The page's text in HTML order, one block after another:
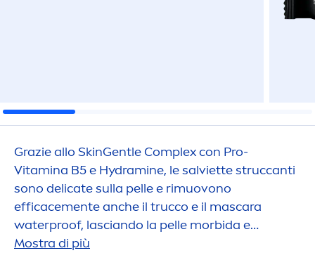
Grazie allo SkinGentle Complex con Pro-
Vitamina B5 e Hydramine, le salviette struccanti
sono delicate sulla pelle e rimuovono
efficacemente anche il trucco e il mascara
waterproof, lasciando la pelle morbida e
idratata: NIVEA
Mostra di più